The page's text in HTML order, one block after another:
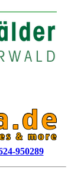
950289